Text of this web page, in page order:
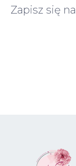
Zapisz się